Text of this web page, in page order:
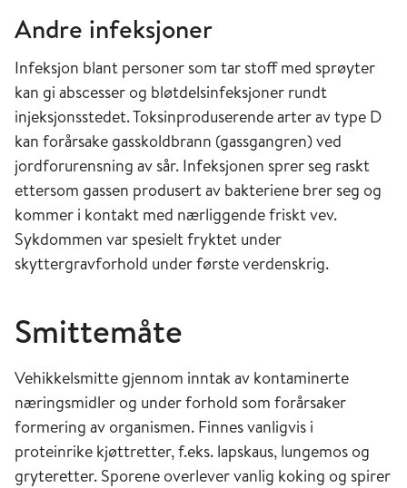
Andre infeksjoner
Infeksjon blant personer som tar stoff med sprøyter
kan gi abscesser og bløtdelsinfeksjoner rundt
injeksjonsstedet. Toksinproduserende arter av type D
kan forårsake gasskoldbrann (gassgangren) ved
jordforurensning av sår. Infeksjonen sprer seg raskt
ettersom gassen produsert av bakteriene brer seg og
kommer i kontakt med nærliggende friskt vev.
Sykdommen var spesielt fryktet under
skyttergravforhold under første verdenskrig.
Smittemåte
Vehikkelsmitte gjennom inntak av kontaminerte
næringsmidler og under forhold som forårsaker
formering av organismen. Finnes vanligvis i
proteinrike kjøttretter, f.eks. lapskaus, lungemos og
gryteretter. Sporene overlever vanlig koking og spirer